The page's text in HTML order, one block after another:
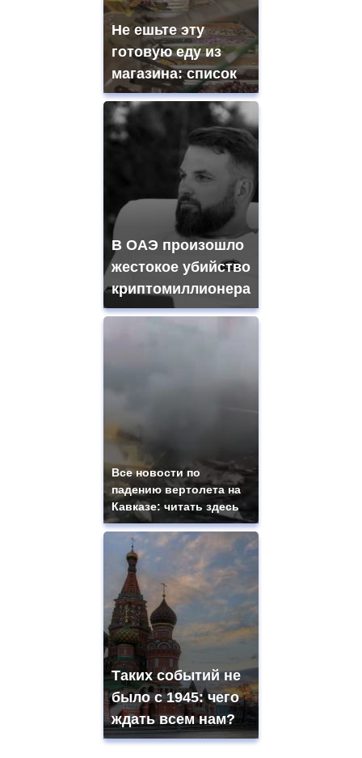
Не ешьте эту
готовую еду из
магазина: список
В ОАЭ произошло
жестокое убийство
криптомиллионера
Все новости по
падению вертолета на
Кавказе: читать здесь
Таких событий не
было с 1945: чего
ждать всем нам?